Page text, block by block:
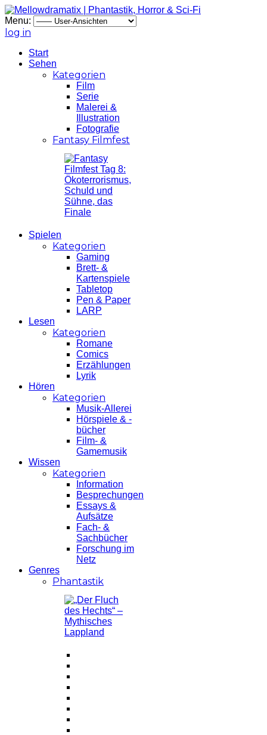
Menu:
log in
Start
Sehen
Kategorien
Film
Serie
Malerei &
Illustration
Fotografie
Fantasy Filmfest
Spielen
Kategorien
Gaming
Brett- &
Kartenspiele
Tabletop
Pen & Paper
LARP
Lesen
Kategorien
Romane
Comics
Erzählungen
Lyrik
Hören
Kategorien
Musik-Allerei
Hörspiele & -
bücher
Film- &
Gamemusik
Wissen
Kategorien
Information
Besprechungen
Essays &
Aufsätze
Fach- &
Sachbücher
Forschung im
Netz
Genres
Phantastik